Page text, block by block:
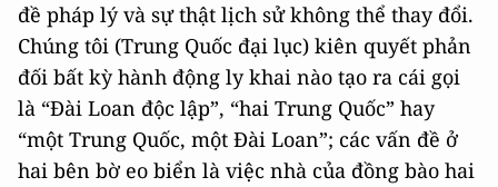
đề pháp lý và sự thật lịch sử không thể thay đổi.
Chúng tôi (Trung Quốc đại lục) kiên quyết phản
đối bất kỳ hành động ly khai nào tạo ra cái gọi
là “Đài Loan độc lập”, “hai Trung Quốc” hay
“một Trung Quốc, một Đài Loan”; các vấn đề ở
hai bên bờ eo biển là việc nhà của đồng bào hai